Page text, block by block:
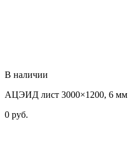
В наличии
АЦЭИД лист 3000×1200, 6 мм
0 руб.